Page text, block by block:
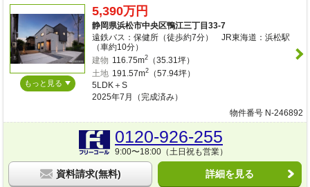
もっと見る
5,390万円
静岡県浜松市中央区鴨江三丁目33-7
遠鉄バス：保健所（徒歩約7分） JR東海道：浜松駅
（車約10分）
建物 116.75m2（35.31坪）
土地 191.57m2（57.94坪）
5LDK＋S
2025年7月（完成済み）
物件番号 N-246892
0120-926-255
9:00〜18:00（土日祝も営業）
資料請求(無料) 詳細を見る